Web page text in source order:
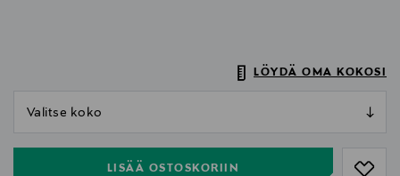
LÖYDÄ OMA KOKOSI
LISÄÄ OSTOSKORIIN